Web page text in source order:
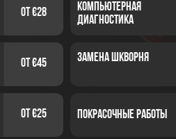
от €28
компьютерная
диагностика
от €45 замена шкворня
от €25 покрасочные работы